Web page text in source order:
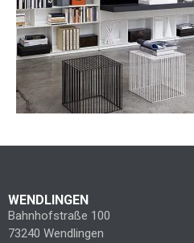
WENDLINGEN
Bahnhofstraße 100
73240 Wendlingen